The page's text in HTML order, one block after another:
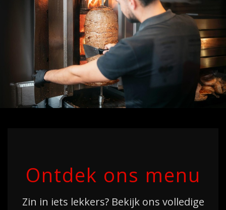
Ontdek ons menu
Zin in iets lekkers? Bekijk ons volledige